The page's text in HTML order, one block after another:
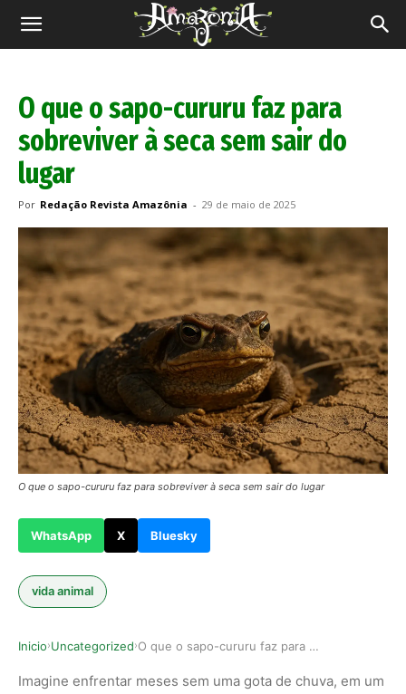
Revista
O que o sapo-cururu faz para
sobreviver à seca sem sair do
lugar
Por Redação Revista Amazônia - 29 de maio de 2025
O que o sapo-cururu faz para sobreviver à seca sem sair do lugar
WhatsApp X Bluesky
vida animal
Inicio›Uncategorized› O que o sapo-cururu faz para sobreviver à seca …
Imagine enfrentar meses sem uma gota de chuva, em um